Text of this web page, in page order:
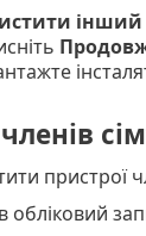
інший
пристрої
обліковий